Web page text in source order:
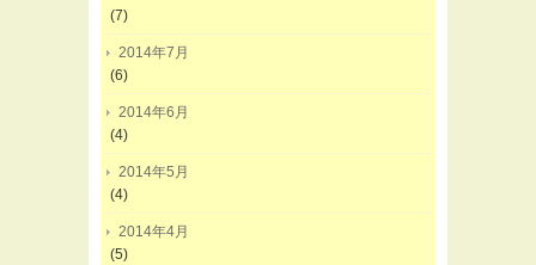
(7)
2014年7月
(6)
2014年6月
(4)
2014年5月
(4)
2014年4月
(5)